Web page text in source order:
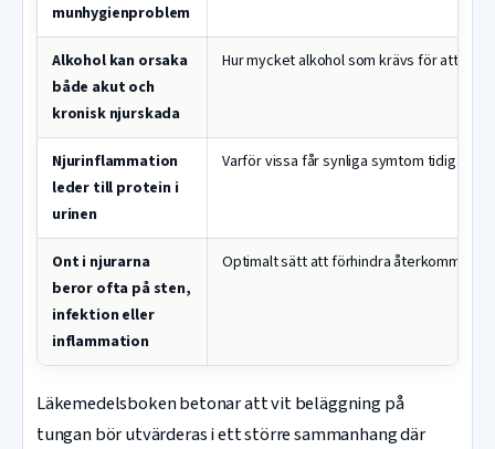
munhygienproblem
Alkohol kan orsaka
både akut och
kronisk njurskada
Hur mycket alkohol som krävs för att
Njurinflammation
leder till protein i
urinen
Varför vissa får synliga symtom tidigare
Ont i njurarna
beror ofta på sten,
infektion eller
inflammation
Optimalt sätt att förhindra
Läkemedelsboken betonar att vit beläggning på
tungan bör utvärderas i ett större sammanhang där